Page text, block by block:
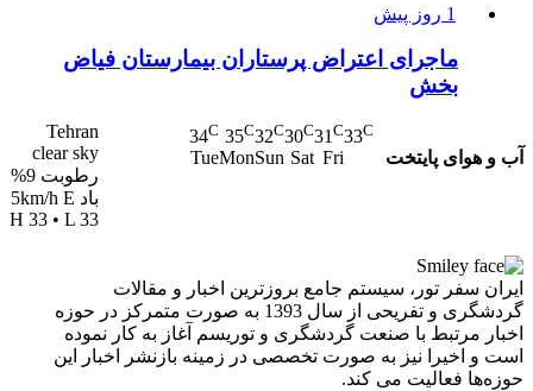
1 روز پیش
ماجرای اعتراض پرستاران بیمارستان فیاض
بخش
آب و هوای پایتخت
33C
Tehran
clear sky
رطوبت 9%
باد 5km/h E
H 33 • L 33
31C
Fri
30C
Sat
32C
Sun
35C
Mon
34C
Tue
ایران سفر تور، سیستم جامع بروزترین اخبار و مقالات
گردشگری و تفریحی از سال 1393 به صورت متمرکز در حوزه
اخبار مرتبط با صنعت گردشگری و توریسم آغاز به کار نموده
است و اخیرا نیز به صورت تخصصی در زمینه بازنشر اخبار این
حوزه‌ها فعالیت می کند.